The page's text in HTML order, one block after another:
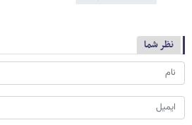
نظر شما